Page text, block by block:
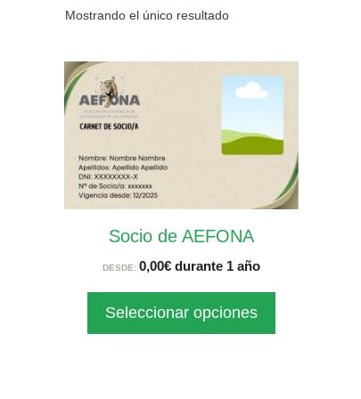
Mostrando el único resultado
Socio de AEFONA
DESDE: 0,00€ durante 1 año
Seleccionar opciones
Este
producto
tiene
variantes.
Las
pueden
elegir